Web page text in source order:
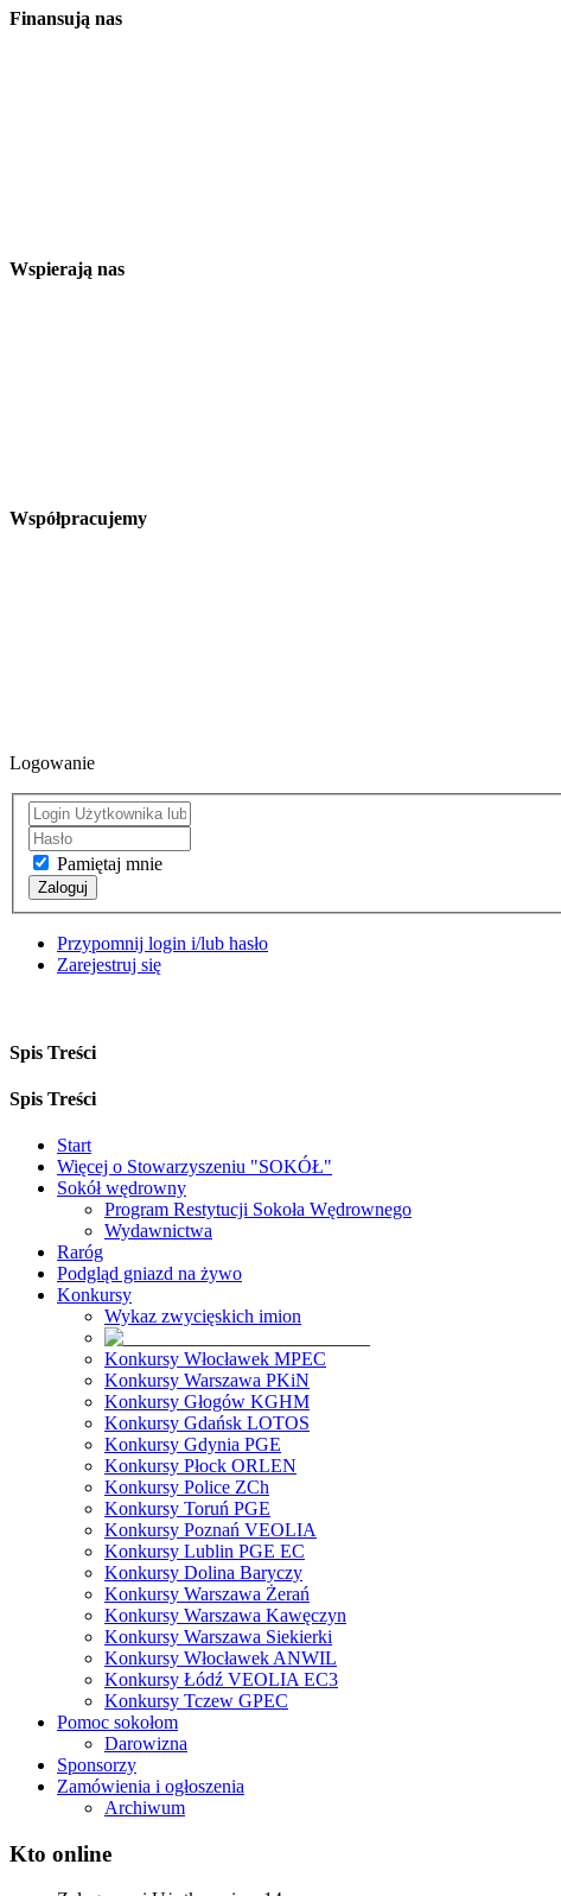
Finansują nas
Wspierają nas
Współpracujemy
Logowanie
Pamiętaj mnie
Zaloguj
Przypomnij login i/lub hasło
Zarejestruj się
Spis Treści
Spis Treści
Start
Więcej o Stowarzyszeniu "SOKÓŁ"
Sokół wędrowny
Program Restytucji Sokoła Wędrownego
Wydawnictwa
Raróg
Podgląd gniazd na żywo
Konkursy
Wykaz zwycięskich imion
Konkursy Włocławek MPEC
Konkursy Warszawa PKiN
Konkursy Głogów KGHM
Konkursy Gdańsk LOTOS
Konkursy Gdynia PGE
Konkursy Płock ORLEN
Konkursy Police ZCh
Konkursy Toruń PGE
Konkursy Poznań VEOLIA
Konkursy Lublin PGE EC
Konkursy Dolina Baryczy
Konkursy Warszawa Żerań
Konkursy Warszawa Kawęczyn
Konkursy Warszawa Siekierki
Konkursy Włocławek ANWIL
Konkursy Łódź VEOLIA EC3
Konkursy Tczew GPEC
Pomoc sokołom
Darowizna
Sponsorzy
Zamówienia i ogłoszenia
Archiwum
Kto online